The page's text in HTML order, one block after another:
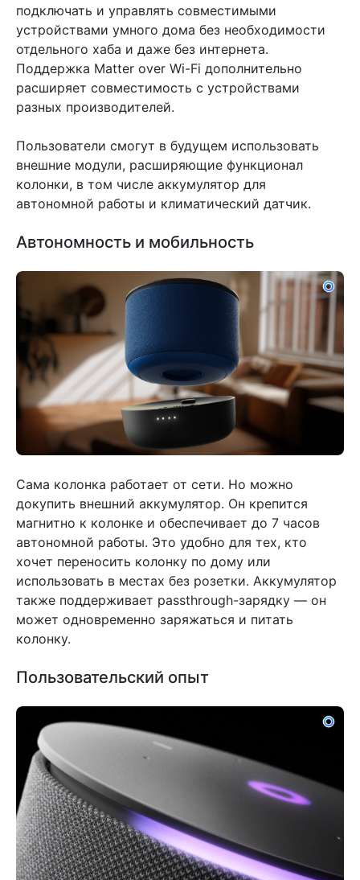
подключать и управлять совместимыми
устройствами умного дома без необходимости
отдельного хаба и даже без интернета.
Поддержка Matter over Wi-Fi дополнительно
расширяет совместимость с устройствами
разных производителей.
Пользователи смогут в будущем использовать
внешние модули, расширяющие функционал
колонки, в том числе аккумулятор для
автономной работы и климатический датчик.
Автономность и мобильность
Сама колонка работает от сети. Но можно
докупить внешний аккумулятор. Он крепится
магнитно к колонке и обеспечивает до 7 часов
автономной работы. Это удобно для тех, кто
хочет переносить колонку по дому или
использовать в местах без розетки. Аккумулятор
также поддерживает passthrough-зарядку — он
может одновременно заряжаться и питать
колонку.
Пользовательский опыт